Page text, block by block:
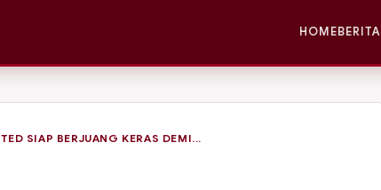
HOMEBERITA
SIAP BERJUANG KERAS DEMI...